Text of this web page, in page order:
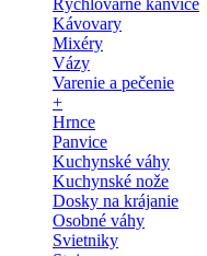
Rýchlovarné kanvice
Kávovary
Mixéry
Vázy
Varenie a pečenie
+
Hrnce
Panvice
Kuchynské váhy
Kuchynské nože
Dosky na krájanie
Osobné váhy
Svietniky